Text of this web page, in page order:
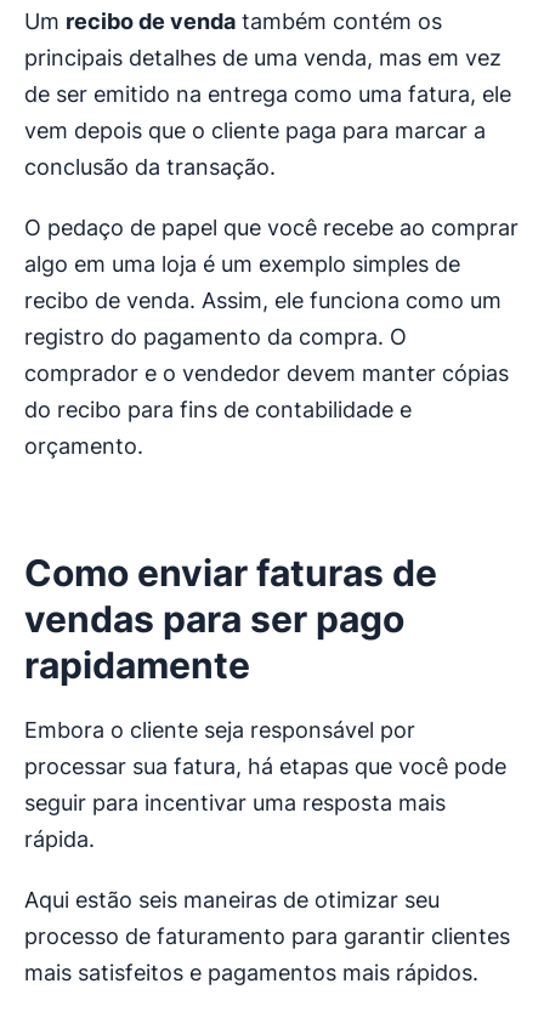
Um recibo de venda também contém os
principais detalhes de uma venda, mas em vez
de ser emitido na entrega como uma fatura, ele
vem depois que o cliente paga para marcar a
conclusão da transação.
O pedaço de papel que você recebe ao comprar
algo em uma loja é um exemplo simples de
recibo de venda. Assim, ele funciona como um
registro do pagamento da compra. O
comprador e o vendedor devem manter cópias
do recibo para fins de contabilidade e
orçamento.
Como enviar faturas de
vendas para ser pago
rapidamente
Embora o cliente seja responsável por
processar sua fatura, há etapas que você pode
seguir para incentivar uma resposta mais
rápida.
Aqui estão seis maneiras de otimizar seu
processo de faturamento para garantir clientes
mais satisfeitos e pagamentos mais rápidos.